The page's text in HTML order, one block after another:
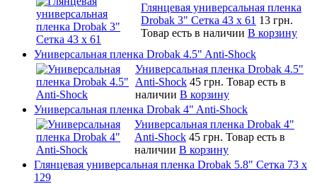
Глянцевая универсальная пленка
Drobak 3" Сетка 43 x 61 13 грн.
Товар есть в наличии В корзину
Универсальная пленка Drobak 4.5" Anti-Shock
Универсальная пленка Drobak 4.5"
Anti-Shock 45 грн. Товар есть в
наличии В корзину
Универсальная пленка Drobak 4" Anti-Shock
Универсальная пленка Drobak 4"
Anti-Shock 45 грн. Товар есть в
наличии В корзину
Глянцевая универсальная пленка Drobak 5.8" Сетка 73 x
129